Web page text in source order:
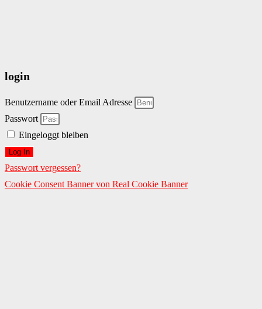
login
Benutzername oder Email Adresse
Passwort
Eingeloggt bleiben
Log In
Passwort vergessen?
Cookie Consent Banner von Real Cookie Banner